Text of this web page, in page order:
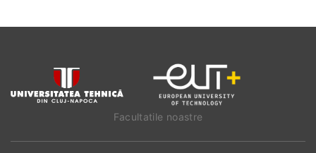
Facultatile noastre